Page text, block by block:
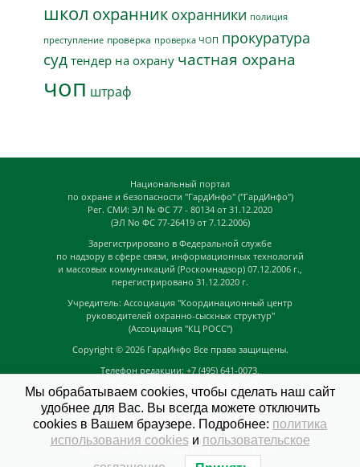
школ охранник охранники полиция
преступление проверка проверка ЧОП прокуратура
суд тендер на охрану частная охрана
чоп штраф
Национальный портал
по охране и безопасности "ГардИнфо" ("ГардИнфо")
Рег. СМИ: ЭЛ № ФС 77 - 80134 от 31.12.2020
(ЭЛ No ФС 77-26419 от 7.12.2006)
Зарегистрировано в Федеральной службе
по надзору в сфере связи, информационных технологий
и массовых коммуникаций (Роскомнадзор) 07.12.2006 г.,
перегистрировано 31.12.2020 г.
Учредитель: Ассоциация "Координационный центр
руководителей охранно-сыскных структур"
(Ассоциация "КЦ РОСС")
Copyright © 2026 ГардИнфо Все права защищены.
Телефон редакции: +7 (495) 641-0073,
news@guardinfo.online
Главный редактор: Кузьмин Д.А.
На сайте могут быть размещены
Мы обрабатываем cookies, чтобы сделать наш сайт
удобнее для Вас. Вы всегда можете отключить
cookies в Вашем браузере. Подробнее: политика
использования cookiesи пользовательское